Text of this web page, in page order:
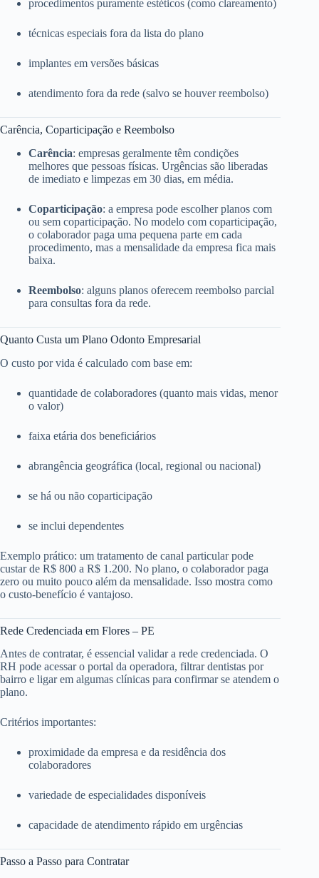
procedimentos puramente estéticos (como clareamento)
técnicas especiais fora da lista do plano
implantes em versões básicas
atendimento fora da rede (salvo se houver reembolso)
Carência, Coparticipação e Reembolso
Carência: empresas geralmente têm condições
melhores que pessoas físicas. Urgências são liberadas
de imediato e limpezas em 30 dias, em média.
Coparticipação: a empresa pode escolher planos com
ou sem coparticipação. No modelo com coparticipação,
o colaborador paga uma pequena parte em cada
procedimento, mas a mensalidade da empresa fica mais
baixa.
Reembolso: alguns planos oferecem reembolso parcial
para consultas fora da rede.
Quanto Custa um Plano Odonto Empresarial
O custo por vida é calculado com base em:
quantidade de colaboradores (quanto mais vidas, menor
o valor)
faixa etária dos beneficiários
abrangência geográfica (local, regional ou nacional)
se há ou não coparticipação
se inclui dependentes
Exemplo prático: um tratamento de canal particular pode
custar de R$ 800 a R$ 1.200. No plano, o colaborador paga
zero ou muito pouco além da mensalidade. Isso mostra como
o custo-benefício é vantajoso.
Rede Credenciada em Flores – PE
Antes de contratar, é essencial validar a rede credenciada. O
RH pode acessar o portal da operadora, filtrar dentistas por
bairro e ligar em algumas clínicas para confirmar se atendem o
plano.
Critérios importantes:
proximidade da empresa e da residência dos
colaboradores
variedade de especialidades disponíveis
capacidade de atendimento rápido em urgências
Passo a Passo para Contratar